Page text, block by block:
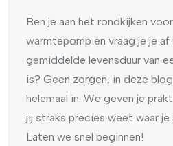
Ben je aan het rondkijken
warmtepomp en vraag je je
gemiddelde levensduur van
is? Geen zorgen, in deze
helemaal in. We geven je
jij straks precies weet waar je
Laten we snel beginnen!